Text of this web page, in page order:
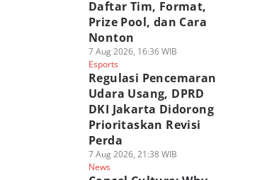
Daftar Tim, Format,
Prize Pool, dan Cara
Nonton
7 Aug 2026, 16:36 WIB
Esports
Regulasi Pencemaran
Udara Usang, DPRD
DKI Jakarta Didorong
Prioritaskan Revisi
Perda
7 Aug 2026, 21:38 WIB
News